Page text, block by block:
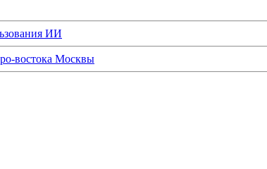
ИИ
востока Москвы